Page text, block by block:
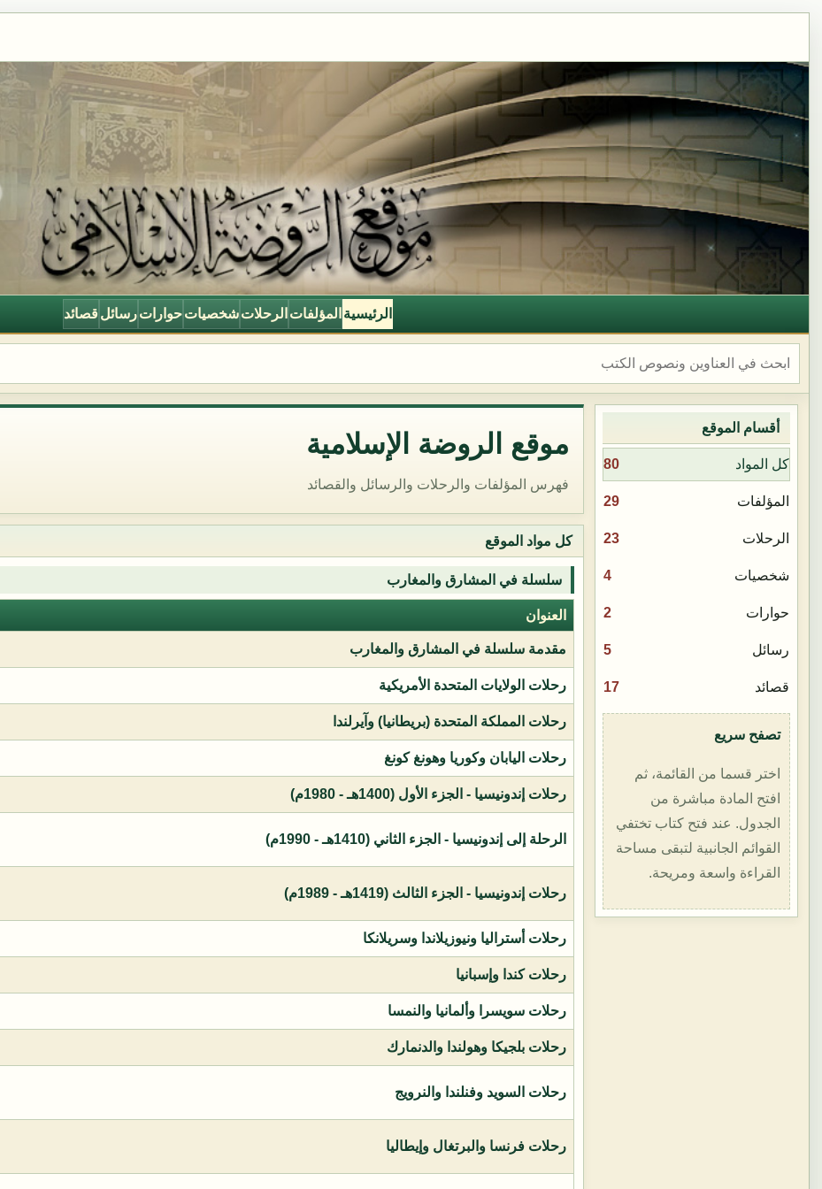
الرئيسية المؤلفات الرحلات شخصيات حوارات رسائل قصائد
أقسام الموقع
كل المواد 80
المؤلفات 29
الرحلات 23
شخصيات 4
حوارات 2
رسائل 5
قصائد 17
تصفح سريع
اختر قسما من القائمة، ثم
افتح المادة مباشرة من
الجدول. عند فتح كتاب تختفي
القوائم الجانبية لتبقى مساحة
القراءة واسعة ومريحة.
موقع الروضة الإسلامية
فهرس المؤلفات والرحلات والرسائل والقصائد
كل مواد الموقع
سلسلة في المشارق والمغارب
العنوان
مقدمة سلسلة في المشارق والمغارب
رحلات الولايات المتحدة الأمريكية
رحلات المملكة المتحدة (بريطانيا) وآيرلندا
رحلات اليابان وكوريا وهونغ كونغ
رحلات إندونيسيا - الجزء الأول (1400هـ - 1980م)
الرحلة إلى إندونيسيا - الجزء الثاني (1410هـ - 1990م)
رحلات إندونيسيا - الجزء الثالث (1419هـ - 1989م)
رحلات أستراليا ونيوزيلاندا وسريلانكا
رحلات كندا وإسبانيا
رحلات سويسرا وألمانيا والنمسا
رحلات بلجيكا وهولندا والدنمارك
رحلات السويد وفنلندا والنرويج
رحلات فرنسا والبرتغال وإيطاليا